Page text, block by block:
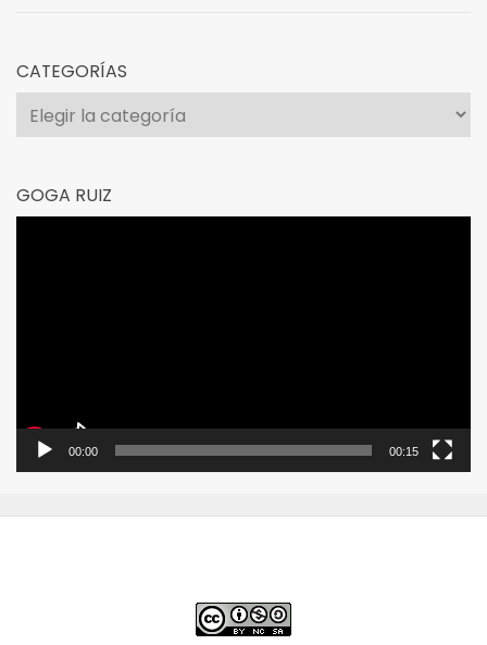
CATEGORÍAS
Categorías
GOGA RUIZ
00:00 00:15